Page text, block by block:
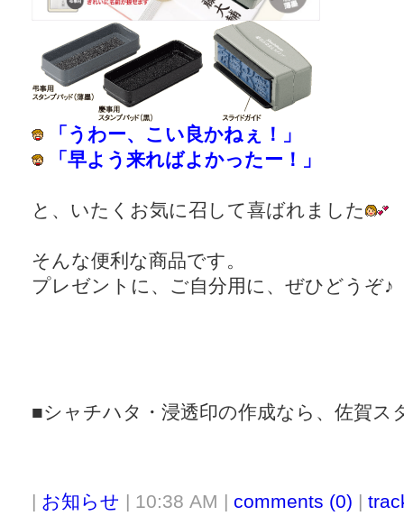
「うわー、こい良かねぇ！」
「早よう来ればよかったー！」
と、いたくお気に召して喜ばれました
そんな便利な商品です。
プレゼントに、ご自分用に、ぜひどうぞ♪
■シャチハタ・浸透印の作成なら、佐賀ス
| お知らせ | 10:38 AM | comments (0) |